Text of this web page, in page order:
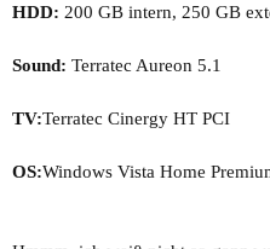
HDD: 200 GB intern, 250 GB
Sound: Terratec Aureon 5.1
TV:Terratec Cinergy HT PCI
OS:Windows Vista Home